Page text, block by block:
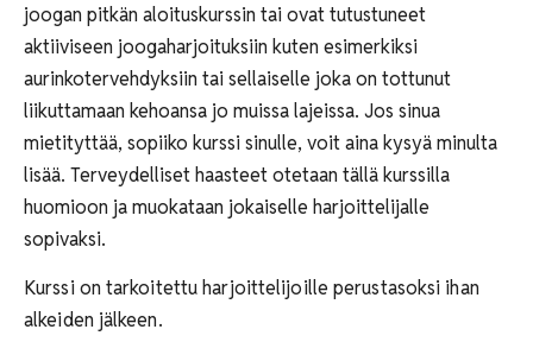
joogan pitkän aloituskurssin tai ovat tutustuneet
aktiiviseen joogaharjoituksiin kuten esimerkiksi
aurinkotervehdyksiin tai sellaiselle joka on tottunut
liikuttamaan kehoansa jo muissa lajeissa. Jos sinua
mietityttää, sopiiko kurssi sinulle, voit aina kysyä minulta
lisää. Terveydelliset haasteet otetaan tällä kurssilla
huomioon ja muokataan jokaiselle harjoittelijalle
sopivaksi.
Kurssi on tarkoitettu harjoittelijoille perustasoksi ihan
alkeiden jälkeen.